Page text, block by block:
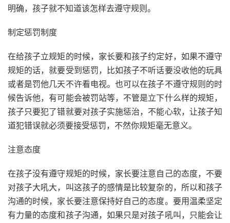
明确，孩子就不知道该怎样去遵守规则。
制定惩罚制度
在给孩子立规矩的时候，家长要和孩子约定好，如果不遵守
规矩的话，就要受到惩罚，比如孩子不听话要没收他的玩具
或者是罚他几天不许看电视。也可以在孩子不遵守规则的时
候告诉他，有可能会被罚站等，不管是立下什么样的规矩，
孩子只要犯了错就要对孩子实施惩治，不能心软，让孩子知
道犯错误就必须要接受惩罚，不然你规矩毫无意义。
注意态度
在孩子没有遵守规矩的时候，家长要注意自己的态度，不要
对孩子大吼大，叫这孩子的感情是比较复杂的，所以和孩子
沟通的时候，家长要注意保持好自己的态度。要用温柔坚定
有力量的态度和孩子沟通，如果只是对孩子吼叫，只能会让